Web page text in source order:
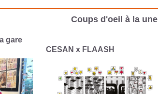
Coups d'oeil à la une
dessous dans l'illustration